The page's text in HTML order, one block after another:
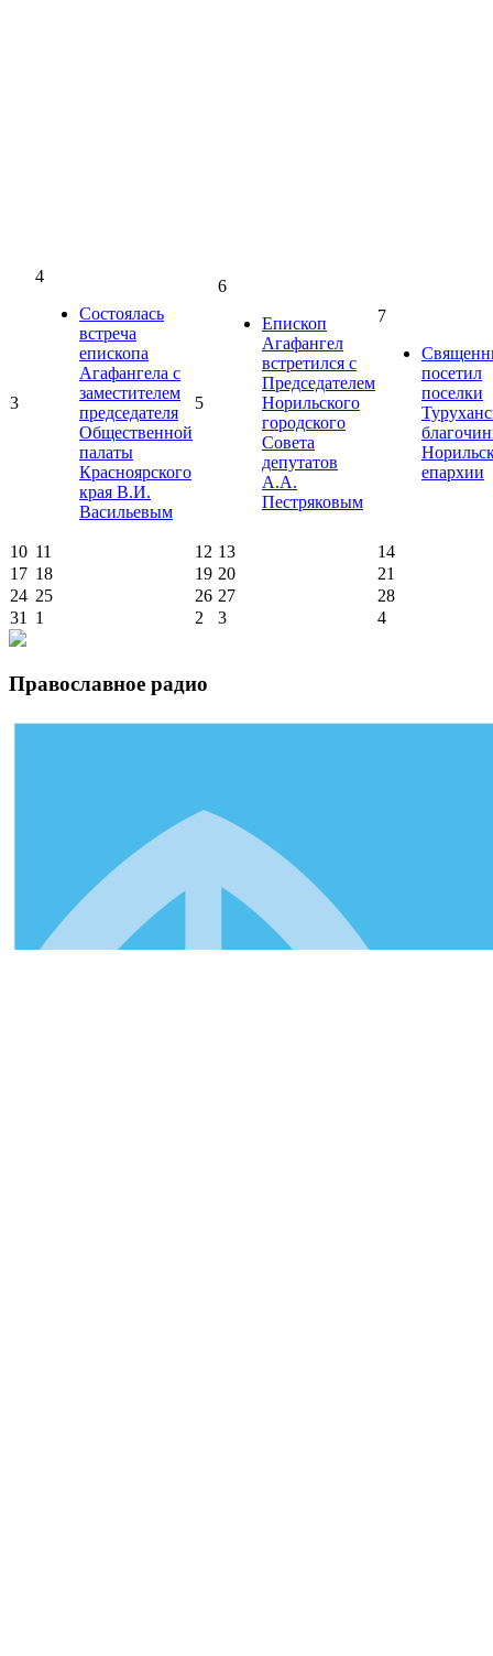
3
4
Состоялась
встреча
епископа
Агафангела с
заместителем
председателя
Общественной
палаты
Красноярского
края В.И.
Васильевым
5
6
Епископ
Агафангел
встретился с
Председателем
Норильского
городского
Совета
депутатов
А.А.
Пестряковым
7
посетил
поселки
епархии
10 11 12 13
14
17 18 19 20
21
24 25 26 27
28
31 1 2 3 4
Православное радио